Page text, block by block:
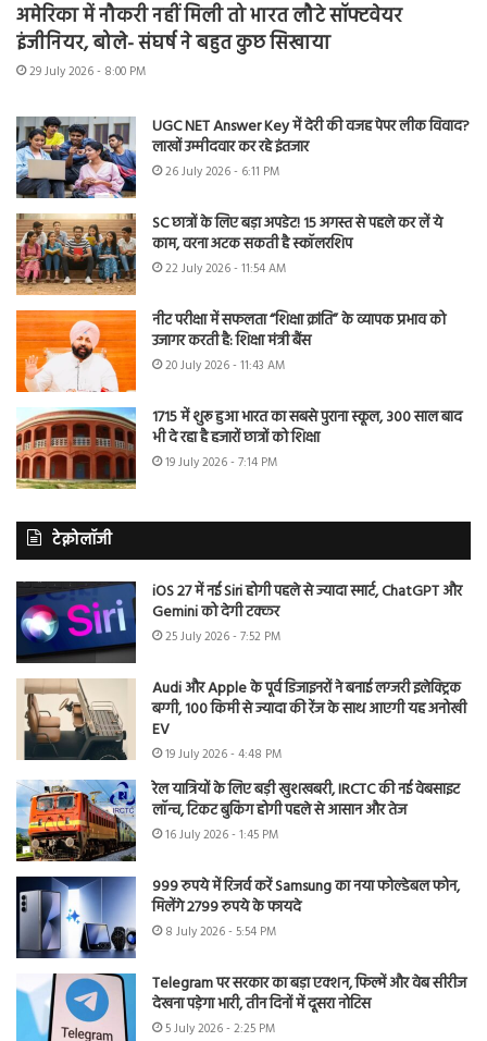
अमेरिका में नौकरी नहीं मिली तो भारत लौटे सॉफ्टवेयर
इंजीनियर, बोले- संघर्ष ने बहुत कुछ सिखाया
29 July 2026 - 8:00 PM
UGC NET Answer Key में देरी की वजह पेपर लीक विवाद?
लाखों उम्मीदवार कर रहे इंतजार
26 July 2026 - 6:11 PM
SC छात्रों के लिए बड़ा अपडेट! 15 अगस्त से पहले कर लें ये
काम, वरना अटक सकती है स्कॉलरशिप
22 July 2026 - 11:54 AM
नीट परीक्षा में सफलता “शिक्षा क्रांति” के व्यापक प्रभाव को
उजागर करती है: शिक्षा मंत्री बैंस
20 July 2026 - 11:43 AM
1715 में शुरू हुआ भारत का सबसे पुराना स्कूल, 300 साल बाद
भी दे रहा है हजारों छात्रों को शिक्षा
19 July 2026 - 7:14 PM
टेक्नोलॉजी
iOS 27 में नई Siri होगी पहले से ज्यादा स्मार्ट, ChatGPT और
Gemini को देगी टक्कर
25 July 2026 - 7:52 PM
Audi और Apple के पूर्व डिजाइनरों ने बनाई लग्जरी इलेक्ट्रिक
बग्गी, 100 किमी से ज्यादा की रेंज के साथ आएगी यह अनोखी
EV
19 July 2026 - 4:48 PM
रेल यात्रियों के लिए बड़ी खुशखबरी, IRCTC की नई वेबसाइट
लॉन्च, टिकट बुकिंग होगी पहले से आसान और तेज
16 July 2026 - 1:45 PM
999 रुपये में रिजर्व करें Samsung का नया फोल्डेबल फोन,
मिलेंगे 2799 रुपये के फायदे
8 July 2026 - 5:54 PM
Telegram पर सरकार का बड़ा एक्शन, फिल्में और वेब सीरीज
देखना पड़ेगा भारी, तीन दिनों में दूसरा नोटिस
5 July 2026 - 2:25 PM